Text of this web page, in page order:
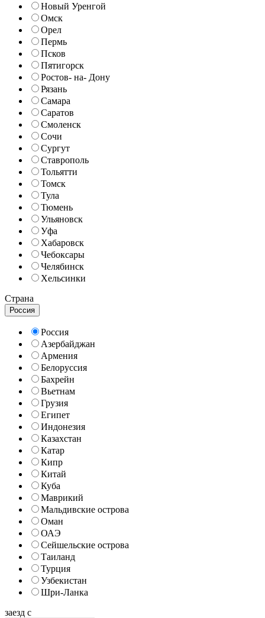
Новый Уренгой
Омск
Орел
Пермь
Псков
Пятигорск
Ростов- на- Дону
Рязань
Самара
Саратов
Смоленск
Сочи
Сургут
Ставрополь
Тольятти
Томск
Тула
Тюмень
Ульяновск
Уфа
Хабаровск
Чебоксары
Челябинск
Хельсинки
Страна
Россия
Россия
Азербайджан
Армения
Белоруссия
Бахрейн
Вьетнам
Грузия
Египет
Индонезия
Казахстан
Катар
Кипр
Китай
Куба
Маврикий
Мальдивские острова
Оман
ОАЭ
Сейшельские острова
Таиланд
Турция
Узбекистан
Шри-Ланка
заезд с